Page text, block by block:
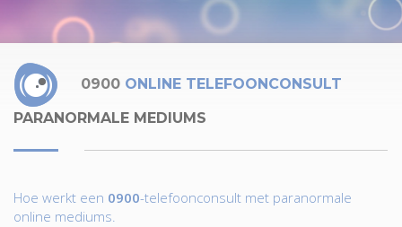
0900 ONLINE TELEFOONCONSULT
PARANORMALE MEDIUMS
Hoe werkt een 0900-telefoonconsult met paranormale
online mediums.